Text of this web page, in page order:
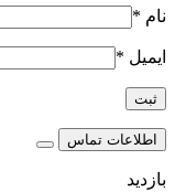
نام *
ایمیل *
اطلاعات تماس
بازدید